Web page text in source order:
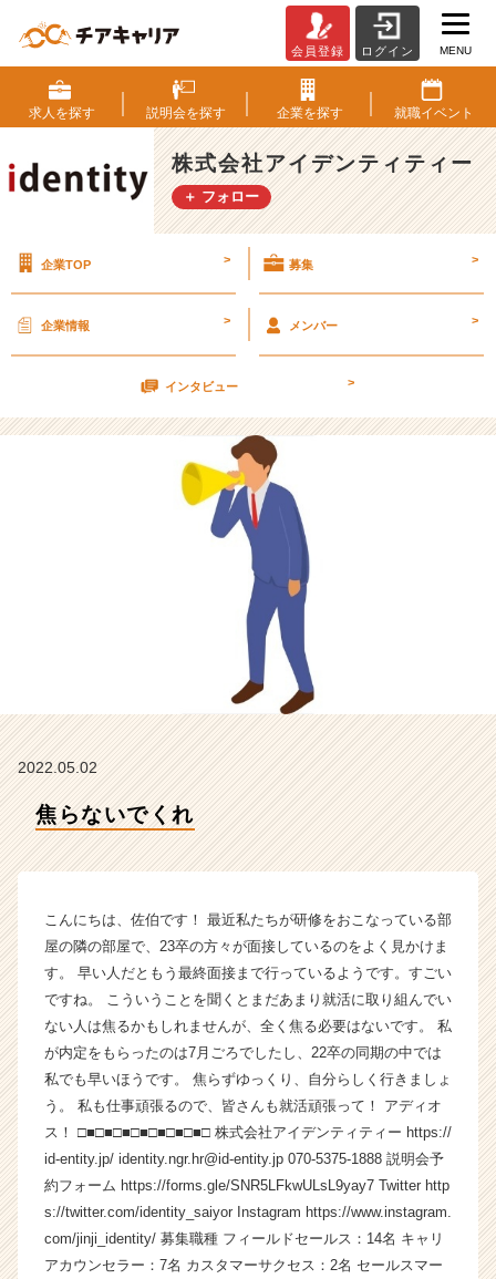
ら
な
い
で
く
れ
社
デ
ン
ィ
ィ
ー
ベ
成
企
か
ら
ス
ト
が
届
く
就
活
ト
チ
ア
会員登録 ログイン MENU
求人を探す 説明会を探す 企業を探す 就職イベント
株式会社アイデンティティー
＋ フォロー
企業TOP > 募集 >
企業情報 > メンバー >
インタビュー >
2022.05.02
焦らないでくれ
こんにちは、佐伯です！ 最近私たちが研修をおこなっている部
屋の隣の部屋で、23卒の方々が面接しているのをよく見かけま
す。 早い人だともう最終面接まで行っているようです。すごい
ですね。 こういうことを聞くとまだあまり就活に取り組んでい
ない人は焦るかもしれませんが、全く焦る必要はないです。 私
が内定をもらったのは7月ごろでしたし、22卒の同期の中では
私でも早いほうです。 焦らずゆっくり、自分らしく行きましょ
う。 私も仕事頑張るので、皆さんも就活頑張って！ アディオ
ス！ □■□■□■□■□■□■□■□ 株式会社アイデンティティー https://
id-entity.jp/ identity.ngr.hr@id-entity.jp 070-5375-1888 説明会予
約フォーム https://forms.gle/SNR5LFkwULsL9yay7 Twitter http
s://twitter.com/identity_saiyor Instagram https://www.instagram.
com/jinji_identity/ 募集職種 フィールドセールス：14名 キャリ
アカウンセラー：7名 カスタマーサクセス：2名 セールスマー